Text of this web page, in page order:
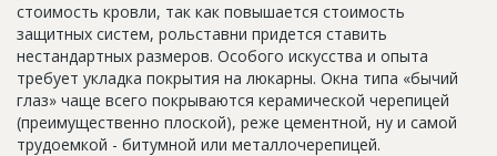
Контакты
Личный кабинет
стоимость кровли, так как повышается стоимость
защитных систем, рольставни придется ставить
нестандартных размеров. Особого искусства и опыта
требует укладка покрытия на люкарны. Окна типа «бычий
глаз» чаще всего покрываются керамической черепицей
(преимущественно плоской), реже цементной, ну и самой
трудоемкой - битумной или металлочерепицей.